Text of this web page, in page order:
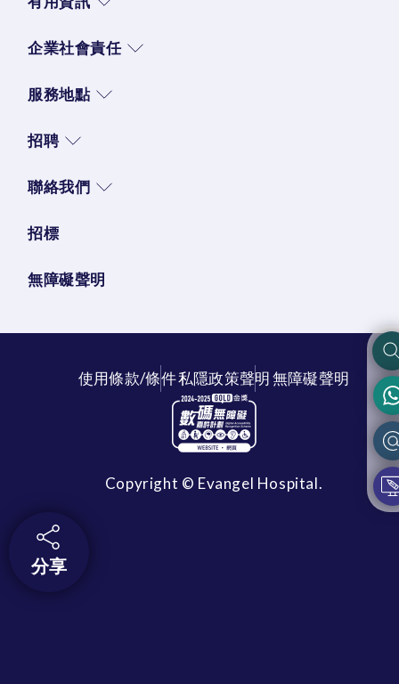
企業社會責任
服務地點
招聘
聯絡我們
招標
無障礙聲明
使用條款/條件私隱政策聲明無障礙聲明
Copyright © Evangel Hospital.
分享